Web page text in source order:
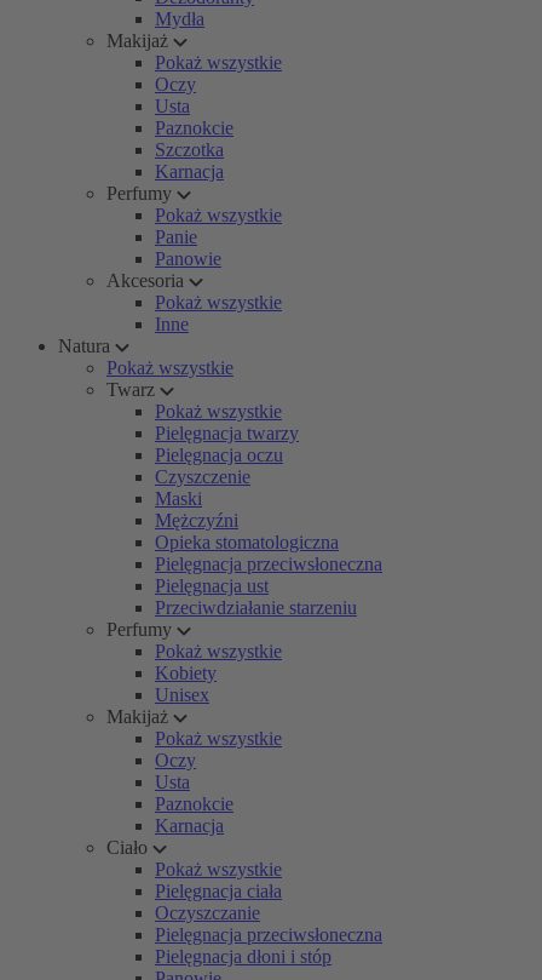
Mydła
Makijaż
Pokaż wszystkie
Oczy
Usta
Paznokcie
Szczotka
Karnacja
Perfumy
Pokaż wszystkie
Panie
Panowie
Akcesoria
Pokaż wszystkie
Inne
Natura
Pokaż wszystkie
Twarz
Pokaż wszystkie
Pielęgnacja twarzy
Pielęgnacja oczu
Czyszczenie
Maski
Mężczyźni
Opieka stomatologiczna
Pielęgnacja przeciwsłoneczna
Pielęgnacja ust
Przeciwdziałanie starzeniu
Perfumy
Pokaż wszystkie
Kobiety
Unisex
Makijaż
Pokaż wszystkie
Oczy
Usta
Paznokcie
Karnacja
Ciało
Pokaż wszystkie
Pielęgnacja ciała
Oczyszczanie
Pielęgnacja przeciwsłoneczna
Pielęgnacja dłoni i stóp